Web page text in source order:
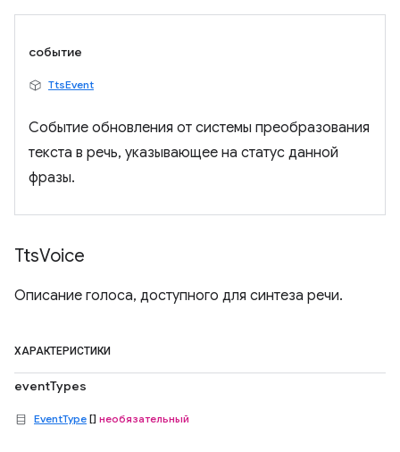
событие
TtsEvent
Событие обновления от системы преобразования
текста в речь, указывающее на статус данной
фразы.
TtsVoice
Описание голоса, доступного для синтеза речи.
ХАРАКТЕРИСТИКИ
eventTypes
EventType [] необязательный